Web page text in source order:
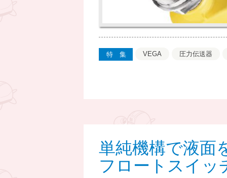
特集 VEGA 圧力伝送器
単純機構で液
フロートスイッ